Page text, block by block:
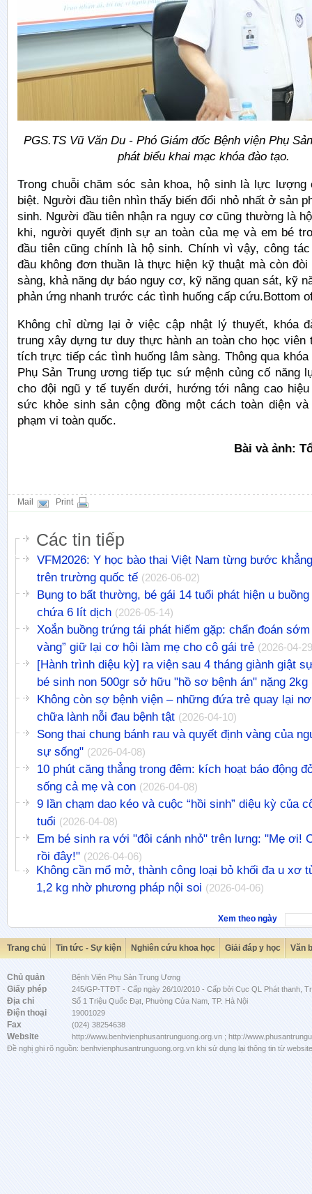
PGS.TS Vũ Văn Du - Phó Giám đốc Bệnh viện Phụ
phát biểu khai mạc khóa đào tạo.
Trong chuỗi chăm sóc sản khoa, hộ sinh là lực
biệt. Người đầu tiên nhìn thấy biến đổi nhỏ nhất ở sản
sinh. Người đầu tiên nhận ra nguy cơ cũng thường là
khi, người quyết định sự an toàn của mẹ và em bé
đầu tiên cũng chính là hộ sinh. Chính vì vậy, công
đầu không đơn thuần là thực hiện kỹ thuật mà còn
sàng, khả năng dự báo nguy cơ, kỹ năng quan sát, kỹ
phản ứng nhanh trước các tình huống cấp cứu.Bottom
Không chỉ dừng lại ở việc cập nhật lý thuyết, khóa
trung xây dựng tư duy thực hành an toàn cho học viên
tích trực tiếp các tình huống lâm sàng. Thông qua khóa
Phụ Sản Trung ương tiếp tục sứ mệnh củng cố năng
cho đội ngũ y tế tuyến dưới, hướng tới nâng cao
sức khỏe sinh sản cộng đồng một cách toàn diện
phạm vi toàn quốc.
Bài và ảnh:
Mail Print
Các tin tiếp
VFM2026: Y học bào thai Việt Nam từng bước
trên trường quốc tế (2026-06-02)
Bụng to bất thường, bé gái 14 tuổi phát hiện u
chứa 6 lít dịch (2026-05-14)
Xoắn buồng trứng tái phát hiếm gặp: chẩn đoán
vàng” giữ lại cơ hội làm mẹ cho cô gái trẻ (2026-04-
[Hành trình diệu kỳ] ra viện sau 4 tháng giành giật
bé sinh non 500gr sở hữu "hồ sơ bệnh án" nặng 2kg
Không còn sợ bệnh viện – những đứa trẻ quay lại
chữa lành nỗi đau bệnh tật (2026-04-10)
Song thai chung bánh rau và quyết định vàng của
sự sống" (2026-04-08)
10 phút căng thẳng trong đêm: kích hoạt báo động
sống cả mẹ và con (2026-04-08)
9 lần chạm dao kéo và cuộc “hồi sinh” diệu kỳ của
tuổi (2026-04-08)
Em bé sinh ra với "đôi cánh nhỏ" trên lưng: "Mẹ ơi!
rồi đây!" (2026-04-06)
Không cần mổ mở, thành công loại bỏ khối đa u xơ
1,2 kg nhờ phương pháp nội soi (2026-04-06)
Xem theo ngày
Trang chủ Tin tức - Sự kiện Nghiên cứu khoa học Giải đáp y học Văn
Chủ quản Bệnh Viện Phụ Sản Trung Ương
Giấy phép 245/GP-TTĐT - Cấp ngày 26/10/2010 - Cấp bởi Cục QL Phát thanh,
Địa chỉ Số 1 Triệu Quốc Đạt, Phường Cửa Nam, TP. Hà Nội
Điện thoại 19001029
Fax (024) 38254638
Website
http://www.benhvienphusantrunguong.org.vn ; http://
Đề nghị ghi rõ nguồn: benhvienphusantrunguong.org.vn khi sử dụng lại thông tin từ